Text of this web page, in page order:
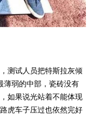
试人员把特斯拉灰倾
薄弱的中部，瓷砖没有
如果说光站着不能体现
虎车子压过也依然完好